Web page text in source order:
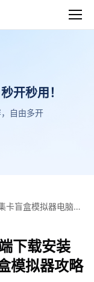
开秒用！
自由多开
卡盲盒模拟器电脑版
器攻略
下载安装
模拟器攻略